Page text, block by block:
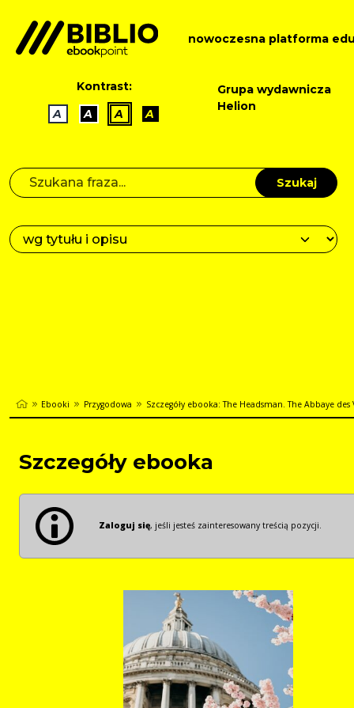
nowoczesna platforma
Kontrast:
A
A A A
Grupa wydawnicza
Helion
Szukaj
Ebooki Przygodowa Szczegóły ebooka: The Headsman. The Abbaye des
Szczegóły ebooka
Zaloguj się, jeśli jesteś zainteresowany treścią pozycji.